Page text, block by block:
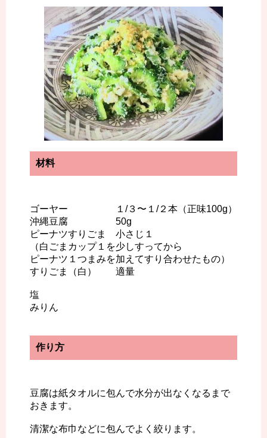
材料
ゴーヤー １/３〜１/２本（正味100g）
沖縄豆腐 50g
ピーナツすりごま 小さじ１
（白ごまカップ１を少しすってから
ピーナツ１つまみを加えてすり合わせたもの）
すりごま（白） 適量
塩
みりん
作り方
豆腐は紙タオルに包んで水分が出なくなるまで
おきます。
清潔な布巾などに包んでよく絞ります。